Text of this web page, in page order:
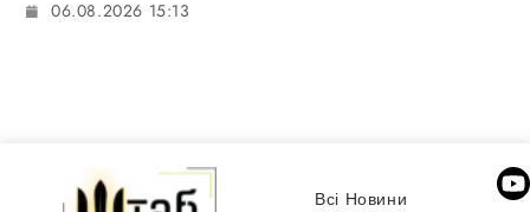
06.08.2026 15:13
Всі Новини